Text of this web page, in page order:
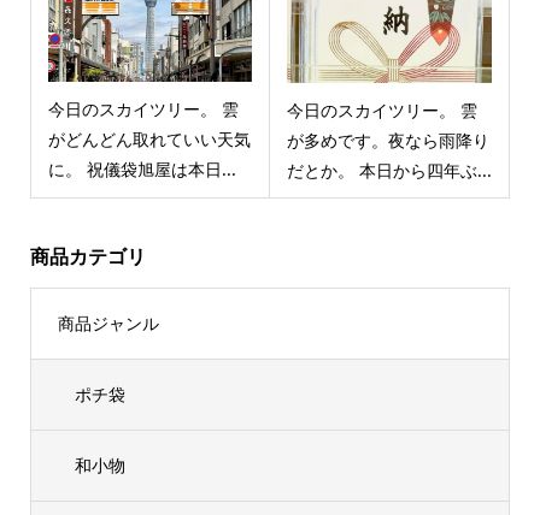
今日のスカイツリー。 雲
がどんどん取れていい天気
に。 祝儀袋旭屋は本日...
今日のスカイツリー。 雲
が多めです。夜なら雨降り
だとか。 本日から四年ぶ...
商品カテゴリ
商品ジャンル
ポチ袋
和小物